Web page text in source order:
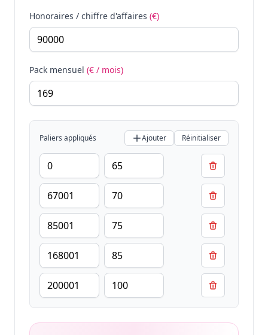
Honoraires / chiffre d'affaires (€)
Pack mensuel (€ / mois)
Paliers appliqués Ajouter Réinitialiser